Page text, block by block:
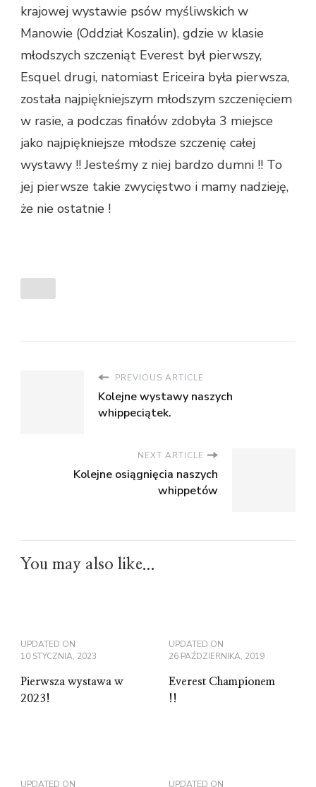
krajowej wystawie psów myśliwskich w
Manowie (Oddział Koszalin), gdzie w klasie
młodszych szczeniąt Everest był pierwszy,
Esquel drugi, natomiast Ericeira była pierwsza,
została najpiękniejszym młodszym szczenięciem
w rasie, a podczas finałów zdobyła 3 miejsce
jako najpiękniejsze młodsze szczenię całej
wystawy !! Jesteśmy z niej bardzo dumni !! To
jej pierwsze takie zwycięstwo i mamy nadzieję,
że nie ostatnie !
PREVIOUS ARTICLE
Kolejne wystawy naszych
whippeciątek.
NEXT ARTICLE
Kolejne osiągnięcia naszych
whippetów
You may also like...
UPDATED ON
10 STYCZNIA, 2023
Pierwsza wystawa w
2023!
UPDATED ON
26 PAŹDZIERNIKA, 2019
Everest Championem
!!
UPDATED ON UPDATED ON